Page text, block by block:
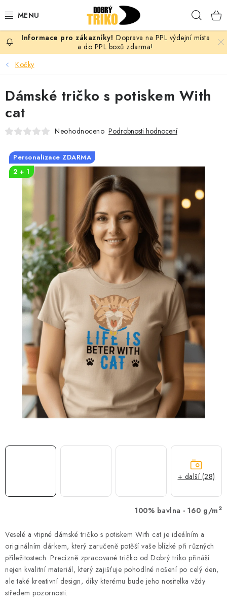
na
PRO ŽENY
PRO MUŽE
PRO DĚTI
PRO PÁRY
VLASTNÍ MOTIV
MIKINY
OKAMŽITĚ K ODBĚRU
B2B
MÁM SRDCE POMÁHÁM
VÁNOCE
PROVIZNÍ SYSTÉM
O nás Časté otázky
Doprava a platba
Obchodní podmínky
Zásady zpracování ochrany osobních údajů
Napište nám
Doprava na PPL výdejní místa
a do PPL boxů zdarma!
Kočky
100% bavlna - 160 g/m 2
Veselé a vtipné dámské tričko s potiskem With cat je ideálním a
originálním dárkem, který zaručeně potěší vaše blízké při různých
příležitostech. Precizně zpracované tričko od Dobrý triko přináší
nejen kvalitní materiál, který zajišťuje pohodlné nošení po celý den,
ale také kreativní design, díky kterému bude jeho nositelka vždy
středem pozornosti.
Dámské tričko s potiskem With
cat
Neohodnoceno Podrobnosti hodnocení
Personalizace ZDARMA
2 + 1
+ další (28)